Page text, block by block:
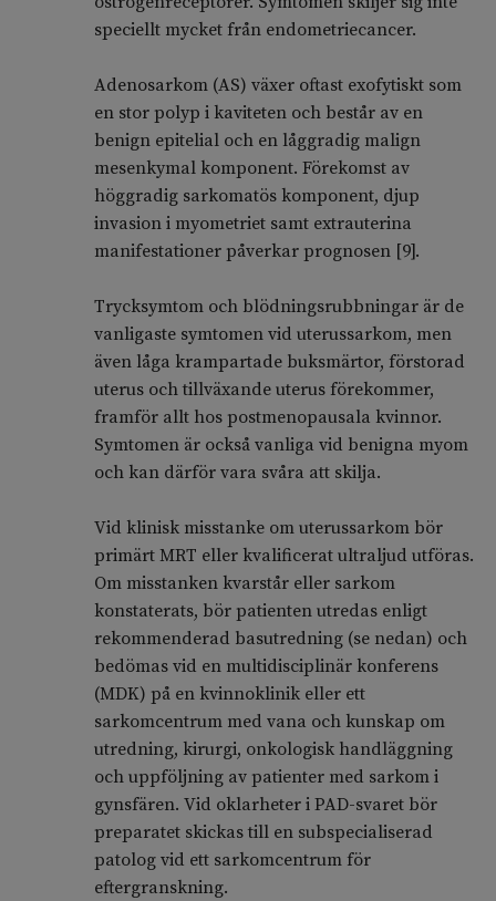
speciellt mycket från endometriecancer.
Adenosarkom (AS) växer oftast exofytiskt som
en stor polyp i kaviteten och består av en
benign epitelial och en låggradig malign
mesenkymal komponent. Förekomst av
höggradig sarkomatös komponent, djup
invasion i myometriet samt extrauterina
manifestationer påverkar prognosen [9].
Trycksymtom och blödningsrubbningar är de
vanligaste symtomen vid uterussarkom, men
även låga krampartade buksmärtor, förstorad
uterus och tillväxande uterus förekommer,
framför allt hos postmenopausala kvinnor.
Symtomen är också vanliga vid benigna myom
och kan därför vara svåra att skilja.
Vid klinisk misstanke om uterussarkom bör
primärt MRT eller kvalificerat ultraljud utföras.
Om misstanken kvarstår eller sarkom
konstaterats, bör patienten utredas enligt
rekommenderad basutredning (se nedan) och
bedömas vid en multidisciplinär konferens
(MDK) på en kvinnoklinik eller ett
sarkomcentrum med vana och kunskap om
utredning, kirurgi, onkologisk handläggning
och uppföljning av patienter med sarkom i
gynsfären. Vid oklarheter i PAD-svaret bör
preparatet skickas till en subspecialiserad
patolog vid ett sarkomcentrum för
eftergranskning.